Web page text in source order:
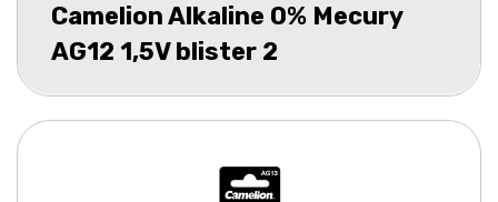
Camelion Alkaline 0% Mecury
AG12 1,5V blister 2